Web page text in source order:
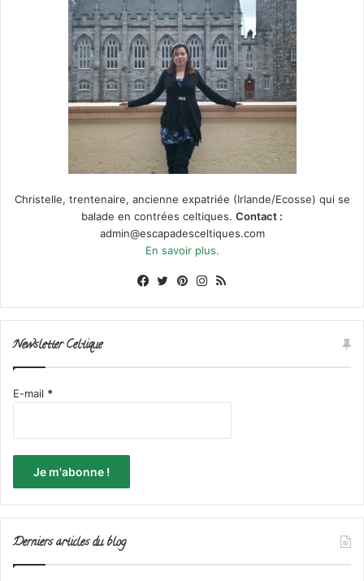
Christelle, trentenaire, ancienne expatriée (Irlande/Ecosse) qui se
balade en contrées celtiques. Contact :
admin@escapadesceltiques.com
En savoir plus.
Facebook
X PinterestInstagram
Newsletter Celtique
E-mail *
Derniers articles du blog